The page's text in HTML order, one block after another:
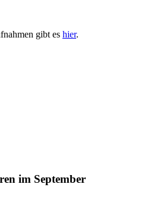
gibt es hier.
im September